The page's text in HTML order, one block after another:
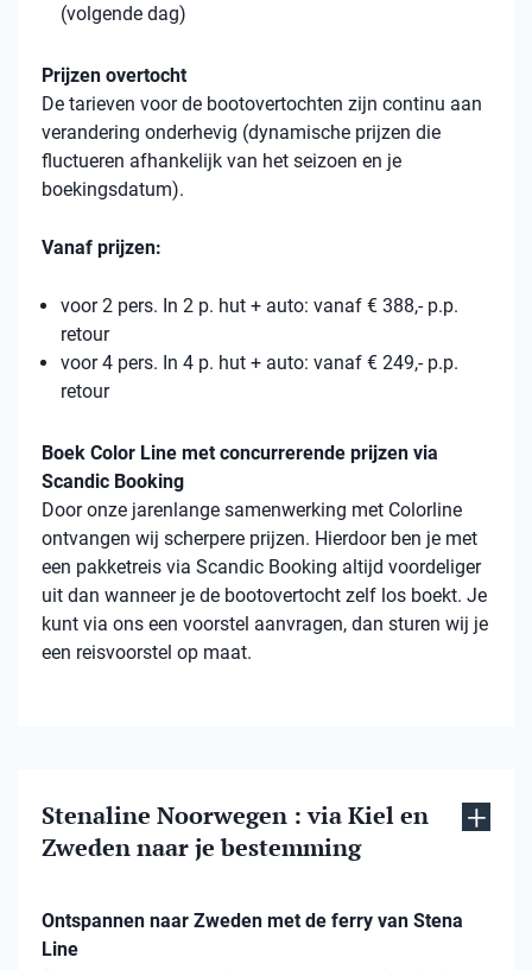
(volgende dag)
Prijzen overtocht
De tarieven voor de bootovertochten zijn continu aan
verandering onderhevig (dynamische prijzen die
fluctueren afhankelijk van het seizoen en je
boekingsdatum).
Vanaf prijzen:
voor 2 pers. In 2 p. hut + auto: vanaf € 388,- p.p.
retour
voor 4 pers. In 4 p. hut + auto: vanaf € 249,- p.p.
retour
Boek Color Line met concurrerende prijzen via
Scandic Booking
Door onze jarenlange samenwerking met Colorline
ontvangen wij scherpere prijzen. Hierdoor ben je met
een pakketreis via Scandic Booking altijd voordeliger
uit dan wanneer je de bootovertocht zelf los boekt. Je
kunt via ons een voorstel aanvragen, dan sturen wij je
een reisvoorstel op maat.
Stenaline Noorwegen : via Kiel en
Zweden naar je bestemming
Ontspannen naar Zweden met de ferry van Stena
Line